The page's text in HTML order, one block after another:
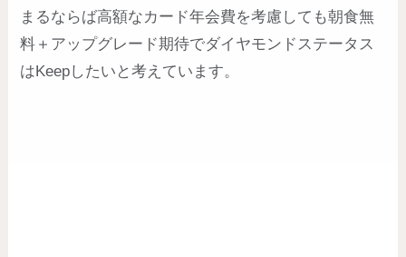
まるならば高額なカード年会費を考慮しても朝食無
料＋アップグレード期待でダイヤモンドステータス
はKeepしたいと考えています。